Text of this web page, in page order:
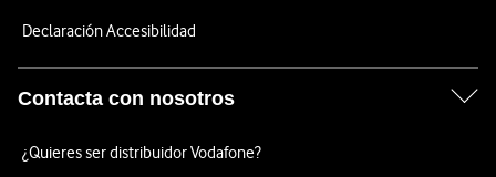
Declaración Accesibilidad
Contacta con nosotros
¿Quieres ser distribuidor Vodafone?